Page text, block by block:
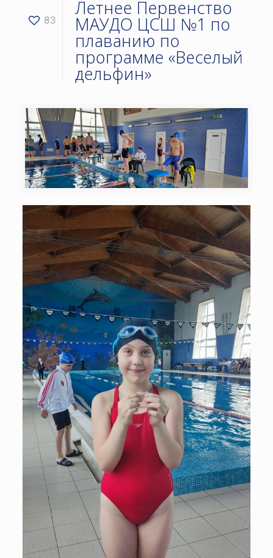
83
Летнее Первенство
МАУДО ЦСШ №1 по
плаванию по
программе «Веселый
дельфин»